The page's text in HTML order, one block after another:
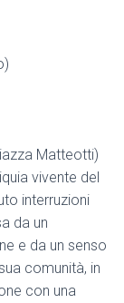
Matteotti)
vivente del
interruzioni
da un
e da un senso
comunità, in
con una